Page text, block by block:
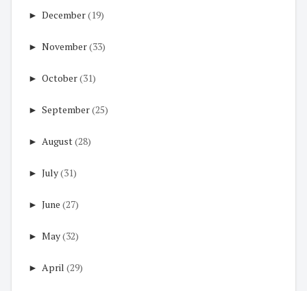
► December(19)
► November(33)
► October(31)
► September(25)
► August(28)
► July(31)
► June (27)
► May(32)
► April (29)